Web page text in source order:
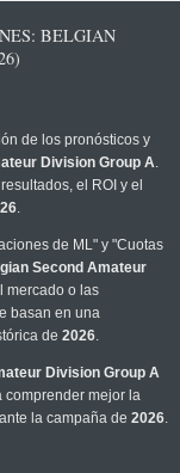
BELGIAN
de los pronósticos y
Division Group A.
el ROI y el
.
de ML" y "Cuotas
Second Amateur
mercado o las
basan en una
de 2026.
Division Group A
comprender mejor la
la campaña de 2026.